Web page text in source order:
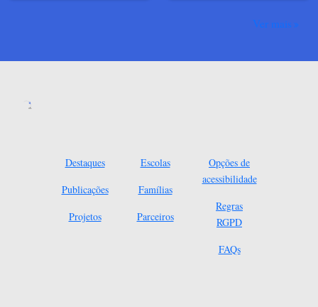
Ver mais
Destaques
Publicações
Projetos
Escolas
Famílias
Parceiros
Opções de
acessibilidade
Regras
RGPD
FAQs